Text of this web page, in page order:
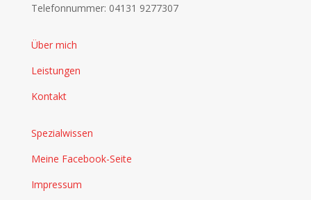
Telefonnummer: 04131 9277307
Über mich
Leistungen
Kontakt
Spezialwissen
Meine Facebook-Seite
Impressum